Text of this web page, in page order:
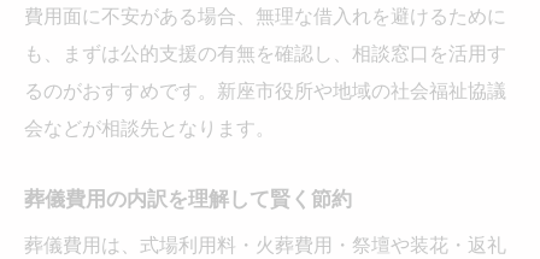
費用面に不安がある場合、無理な借入れを避けるために
も、まずは公的支援の有無を確認し、相談窓口を活用す
るのがおすすめです。新座市役所や地域の社会福祉協議
会などが相談先となります。
葬儀費用の内訳を理解して賢く節約
葬儀費用は、式場利用料・火葬費用・祭壇や装花・返礼